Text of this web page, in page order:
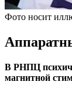
Фото носит
В РНПЦ
магнитной